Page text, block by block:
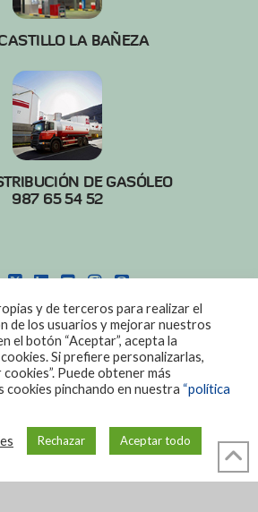
LA BAÑEZA
DE GASÓLEO
987 65 54 52
DE COOKIES|AVISO LEGAL
DISEÑO: DIAN SISTEMAS
y de terceros para realizar el
de los usuarios y mejorar nuestros
el botón “Aceptar”, acepta la
Si prefiere personalizarlas,
Puede obtener más
cookies pinchando en nuestra “política
Rechazar Aceptar todo